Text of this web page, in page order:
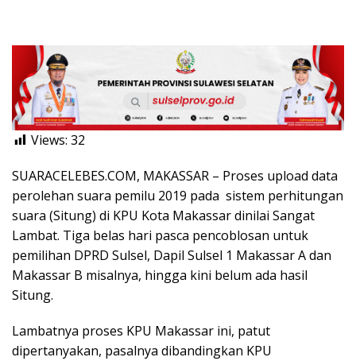
Views: 32
SUARACELEBES.COM, MAKASSAR – Proses upload data
perolehan suara pemilu 2019 pada sistem perhitungan
suara (Situng) di KPU Kota Makassar dinilai Sangat
Lambat. Tiga belas hari pasca pencoblosan untuk
pemilihan DPRD Sulsel, Dapil Sulsel 1 Makassar A dan
Makassar B misalnya, hingga kini belum ada hasil
Situng.
Lambatnya proses KPU Makassar ini, patut
dipertanyakan, pasalnya dibandingkan KPU